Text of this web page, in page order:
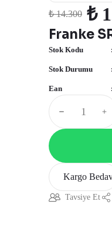
Franke
₺ 14.300 ₺
Stok Kodu
Stok Durumu
Ean
Kargo
Tavsiye Et